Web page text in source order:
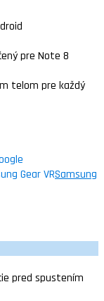
pre Note 8
telom pre každý
Gear VRSamsung
pred spustením